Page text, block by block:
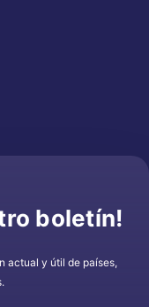
boletín!
actual y útil de países,